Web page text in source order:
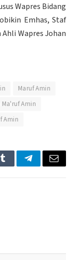
Wapres Bidang
Emhas, Staf
Wapres Johan
Maruf Amin
Ma'ruf Amin
Amin
TumblrTelegramEmail